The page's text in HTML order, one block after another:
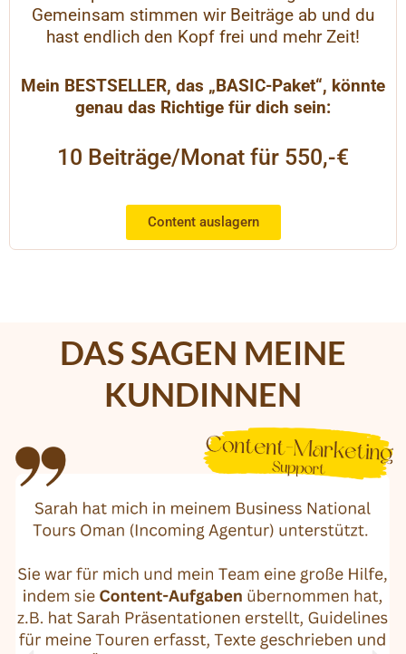
Gemeinsam stimmen wir Beiträge ab und du
hast endlich den Kopf frei und mehr Zeit!
Mein BESTSELLER, das „BASIC-Paket“, könnte
genau das Richtige für dich sein:
10 Beiträge/Monat für 550,-€
Content auslagern
DAS SAGEN MEINE
KUNDINNEN